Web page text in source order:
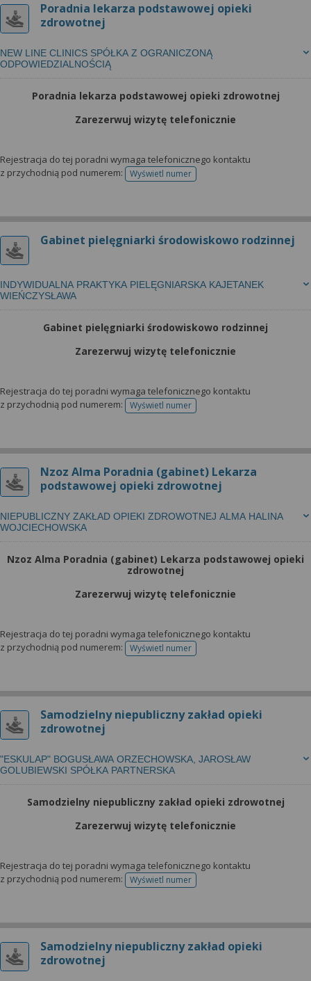
Poradnia lekarza podstawowej opieki
zdrowotnej
NEW LINE CLINICS SPÓŁKA Z OGRANICZONĄ
ODPOWIEDZIALNOŚCIĄ
Poradnia lekarza podstawowej opieki zdrowotnej
Zarezerwuj wizytę telefonicznie
Rejestracja do tej poradni wymaga telefonicznego kontaktu
z przychodnią pod numerem:
Wyświetl numertelefonu do rejestracji
Gabinet pielęgniarki środowiskowo rodzinnej
INDYWIDUALNA PRAKTYKA PIELĘGNIARSKA KAJETANEK
WIEŃCZYSŁAWA
Gabinet pielęgniarki środowiskowo rodzinnej
Zarezerwuj wizytę telefonicznie
Rejestracja do tej poradni wymaga telefonicznego kontaktu
z przychodnią pod numerem:
Wyświetl numertelefonu do rejestracji
Nzoz Alma Poradnia (gabinet) Lekarza
podstawowej opieki zdrowotnej
NIEPUBLICZNY ZAKŁAD OPIEKI ZDROWOTNEJ ALMA HALINA
WOJCIECHOWSKA
Nzoz Alma Poradnia (gabinet) Lekarza podstawowej opieki
zdrowotnej
Zarezerwuj wizytę telefonicznie
Rejestracja do tej poradni wymaga telefonicznego kontaktu
z przychodnią pod numerem:
Wyświetl numertelefonu do rejestracji
Samodzielny niepubliczny zakład opieki
zdrowotnej
"ESKULAP" BOGUSŁAWA ORZECHOWSKA, JAROSŁAW
GOLUBIEWSKI SPÓŁKA PARTNERSKA
Samodzielny niepubliczny zakład opieki zdrowotnej
Zarezerwuj wizytę telefonicznie
Rejestracja do tej poradni wymaga telefonicznego kontaktu
z przychodnią pod numerem:
Wyświetl numertelefonu do rejestracji
Samodzielny niepubliczny zakład opieki
zdrowotnej